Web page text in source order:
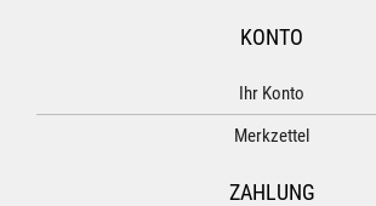
KONTO
Ihr Konto
Merkzettel
ZAHLUNG